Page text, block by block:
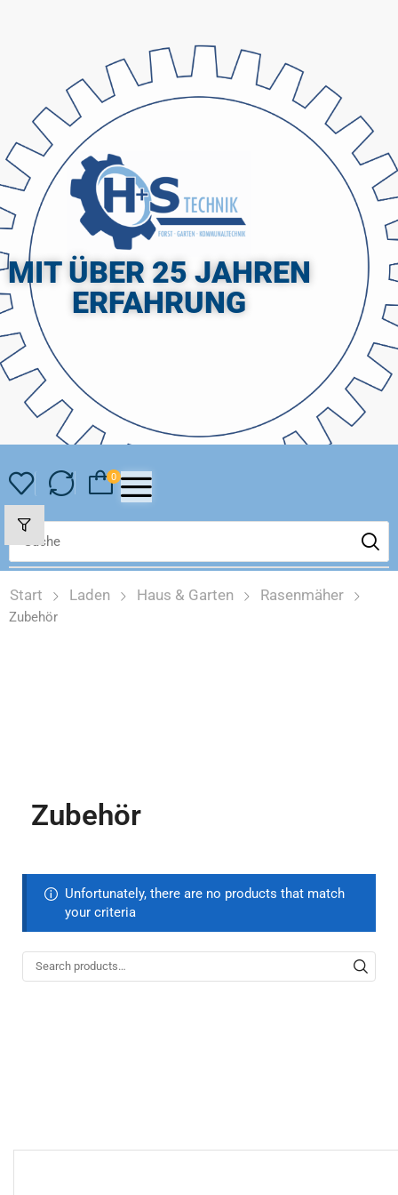
MIT ÜBER 25 JAHREN
ERFAHRUNG
0
Start Laden Haus & Garten Rasenmäher
Zubehör
Zubehör
Unfortunately, there are no products that match
your criteria